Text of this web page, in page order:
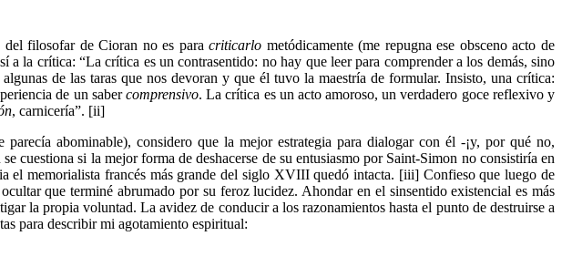
del filosofar de Cioran no es paracriticarlo metódicamente (me repugna ese obsceno acto de
la crítica: “La crítica es un contrasentido: no hay que leer para comprender a los demás, sino
de las taras que nos devoran y que él tuvo la maestría de formular. Insisto, una crítica:
de un sabercomprensivo. La crítica es un acto amoroso, un verdadero goce reflexivo y
, carnicería”. [ii]
abominable), considero que la mejor estrategia para dialogar con él -¡y, por qué no,
cuestiona si la mejor forma de deshacerse de su entusiasmo por Saint-Simon no consistiría en
el memorialista francés más grande del siglo XVIII quedó intacta. [iii] Confieso que luego de
que terminé abrumado por su feroz lucidez. Ahondar en el sinsentido existencial es más
la propia voluntad. La avidez de conducir a los razonamientos hasta el punto de destruirse a
para describir mi agotamiento espiritual: